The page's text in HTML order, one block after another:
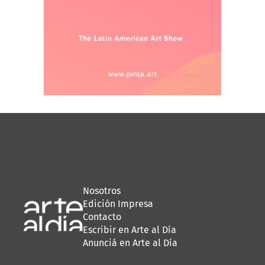
Nosotros
Edición Impresa
Contacto
Escribir en Arte al Día
Anunciá en Arte al Día